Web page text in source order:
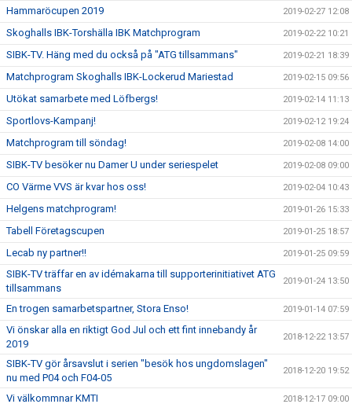
Hammaröcupen 2019 2019-02-27 12:08
Skoghalls IBK-Torshälla IBK Matchprogram 2019-02-22 10:21
SIBK-TV. Häng med du också på "ATG tillsammans" 2019-02-21 18:39
Matchprogram Skoghalls IBK-Lockerud Mariestad 2019-02-15 09:56
Utökat samarbete med Löfbergs! 2019-02-14 11:13
Sportlovs-Kampanj! 2019-02-12 19:24
Matchprogram till söndag! 2019-02-08 14:00
SIBK-TV besöker nu Damer U under seriespelet 2019-02-08 09:00
CO Värme VVS är kvar hos oss! 2019-02-04 10:43
Helgens matchprogram! 2019-01-26 15:33
Tabell Företagscupen 2019-01-25 18:57
Lecab ny partner!! 2019-01-25 09:59
SIBK-TV träffar en av idémakarna till supporterinitiativet ATG
tillsammans
2019-01-24 13:50
En trogen samarbetspartner, Stora Enso! 2019-01-14 07:59
Vi önskar alla en riktigt God Jul och ett fint innebandy år
2019
2018-12-22 13:57
SIBK-TV gör årsavslut i serien "besök hos ungdomslagen"
nu med P04 och F04-05
2018-12-20 19:52
Vi välkommnar KMTI 2018-12-17 09:00